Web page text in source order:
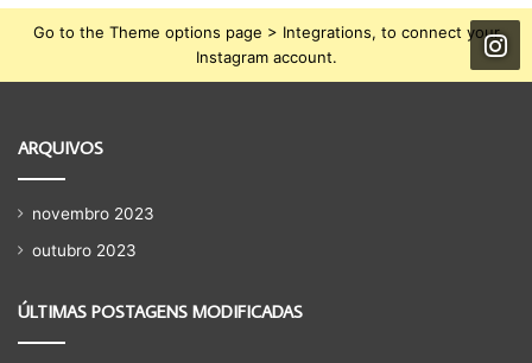
Go to the Theme options page > Integrations, to connect your
Instagram account.
ARQUIVOS
novembro 2023
outubro 2023
ÚLTIMAS POSTAGENS MODIFICADAS